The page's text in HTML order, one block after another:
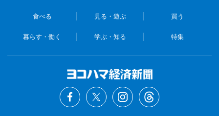
食べる 見る・遊ぶ 買う
暮らす・働く 学ぶ・知る 特集